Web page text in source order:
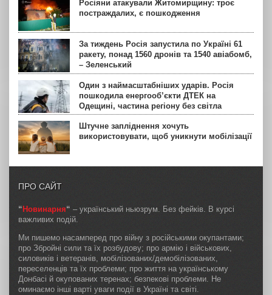
Росіяни атакували Житомирщину: троє
постраждалих, є пошкодження
За тиждень Росія запустила по Україні 61
ракету, понад 1560 дронів та 1540 авіабомб,
– Зеленський
Один з наймасштабніших ударів. Росія
пошкодила енергооб’єкти ДТЕК на
Одещині, частина регіону без світла
Штучне запліднення хочуть
використовувати, щоб уникнути мобілізації
ПРО САЙТ
“ Новинарня“ – український ньюзрум. Без фейків. В курсі
важливих подій.
Ми пишемо насамперед про війну з російськими окупантами;
про Збройні сили та їх розбудову; про армію і військових,
силовиків і ветеранів, мобілізованих/демобілізованих,
переселенців та їх проблеми; про життя на українському
Донбасі й окупованих теренах; безпекові проблеми. Не
оминаємо інші варті уваги події в Україні та світі.